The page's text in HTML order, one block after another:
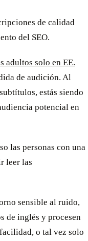
de calidad
del SEO.
adultos solo en EE.
de audición. Al
estás siendo
potencial en
las personas con una
leer las
sensible al ruido,
de inglés y procesen
o tal vez solo